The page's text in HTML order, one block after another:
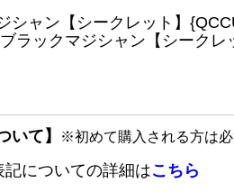
シャン【シークレット】
ックマジシャン【シークレ
いて】 ※初めて購入される方は必
についての詳細はこちら